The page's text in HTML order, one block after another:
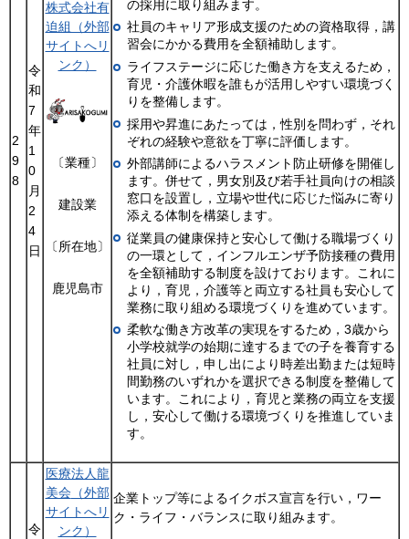
2
9
8
令
和
7
年
1
0
月
2
4
日
株式会社有
迫組（外部
サイトへリ
ンク）
〔業種〕
建設業
〔所在地〕
鹿児島市
の採用に取り組みます。
社員のキャリア形成支援のための資格取得，講
習会にかかる費用を全額補助します。
ライフステージに応じた働き方を支えるため，
育児・介護休暇を誰もが活用しやすい環境づく
りを整備します。
採用や昇進にあたっては，性別を問わず，それ
ぞれの経験や意欲を丁寧に評価します。
外部講師によるハラスメント防止研修を開催し
ます。併せて，男女別及び若手社員向けの相談
窓口を設置し，立場や世代に応じた悩みに寄り
添える体制を構築します。
従業員の健康保持と安心して働ける職場づくり
の一環として，インフルエンザ予防接種の費用
を全額補助する制度を設けております。これに
より，育児，介護等と両立する社員も安心して
業務に取り組める環境づくりを進めています。
柔軟な働き方改革の実現をするため，3歳から
小学校就学の始期に達するまでの子を養育する
社員に対し，申し出により時差出勤または短時
間勤務のいずれかを選択できる制度を整備して
います。これにより，育児と業務の両立を支援
し，安心して働ける環境づくりを推進していま
す。
令
医療法人龍
美会（外部
サイトへリ
ンク）
企業トップ等によるイクボス宣言を行い，ワー
ク・ライフ・バランスに取り組みます。